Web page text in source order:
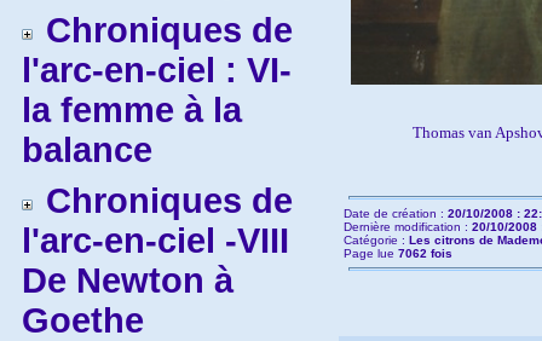
Chroniques de
l'arc-en-ciel : VI-
la femme à la
balance
Chroniques de
l'arc-en-ciel -VIII
De Newton à
Goethe
Thomas van
Date de création : 20/10/2008 :
Dernière modification : 20/10/2008
Catégorie : Les citrons de
Page lue 7062 fois